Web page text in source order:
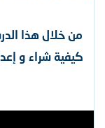
من خلال هذا
كيفية شراء و